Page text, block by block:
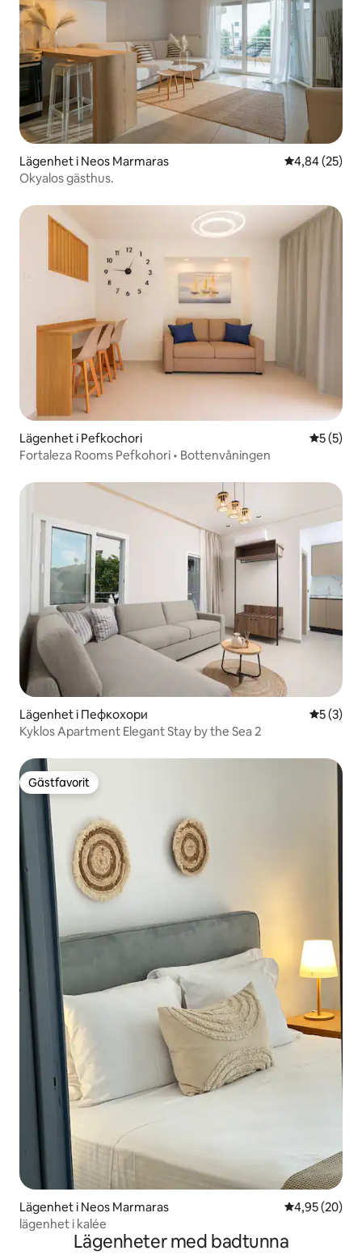
Lägenhet i Neos Marmaras 4,84 av 5 i
4,84 (25)
Okyalos gästhus.
Lägenhet i Pefkochori 5 av 5 i
5 (5)
Fortaleza Rooms Pefkohori • Bottenvåningen
Lägenhet i Пефкохори 5 av 5 i
5 (3)
Kyklos Apartment Elegant Stay by the Sea 2
Gästfavorit
Gästfavorit
Lägenhet i Neos Marmaras 4,95 av 5 i
4,95 (20)
lägenhet i kalée
Lägenheter med badtunna